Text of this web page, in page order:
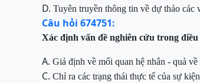
D. Tuyên truyền thông tin về dự thảo các
Câu hỏi 674751:
Xác định vấn đề nghiên cứu trong
A. Giả định về mối quan hệ nhân - quả
C. Chỉ ra các trạng thái thực tế của sự